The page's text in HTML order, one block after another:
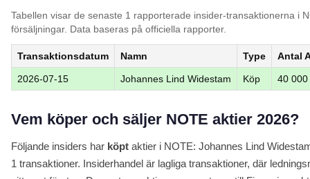
Tabellen visar de senaste 1 rapporterade insider-transaktionerna i
försäljningar. Data baseras på officiella rapporter.
Transaktionsdatum Namn Type Antal
2026-07-15 Johannes Lind Widestam Köp 40 000
Vem köper och säljer NOTE aktier 2026?
Följande insiders har köpt aktier i NOTE: Johannes Lind
1 transaktioner. Insiderhandel är lagliga transaktioner, där